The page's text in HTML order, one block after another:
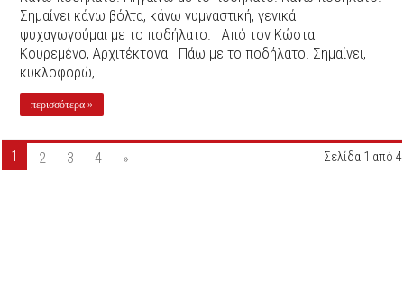
Σημαίνει κάνω βόλτα, κάνω γυμναστική, γενικά
ψυχαγωγούμαι με το ποδήλατο. Από τον Κώστα
Κουρεμένο, Αρχιτέκτονα Πάω με το ποδήλατο. Σημαίνει,
κυκλοφορώ, ...
περισσότερα »
Σελίδα 1 από 4
1 2 3 4 »